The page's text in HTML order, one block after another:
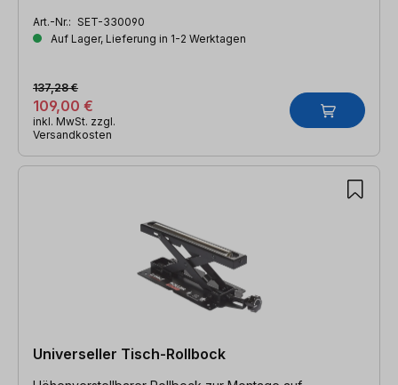
Art.-Nr.: SET-330090
Auf Lager, Lieferung in 1-2 Werktagen
109,00 €
137,28 €
inkl. MwSt. zzgl.
Versandkosten
Universeller Tisch-Rollbock